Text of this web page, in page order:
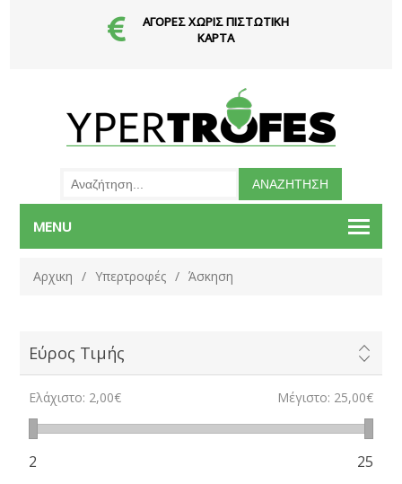
ΑΓΟΡΕΣ ΧΩΡΙΣ ΠΙΣΤΩΤΙΚΗ
ΚΑΡΤΑ
MENU
Αρχικη / Υπερτροφές / Άσκηση
Εύρος Τιμής
Ελάχιστο: 2,00€ Μέγιστο: 25,00€
2 25